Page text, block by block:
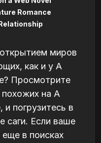
Romance
миров
как и у A
Просмотрите
на A
погрузитесь в
саги. Если ваше
в поисках